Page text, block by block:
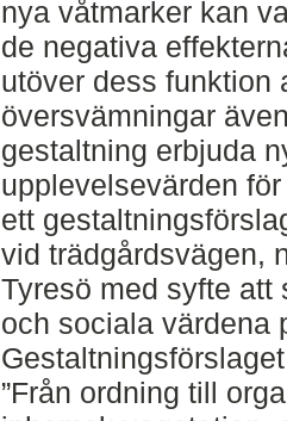
nya våtmarker kan
de negativa
utöver dess funktion
översvämningar
gestaltning erbjuda
upplevelsevärden
ett
vid trädgårdsvägen,
Tyresö med syfte att
och sociala värdena
”Från ordning till